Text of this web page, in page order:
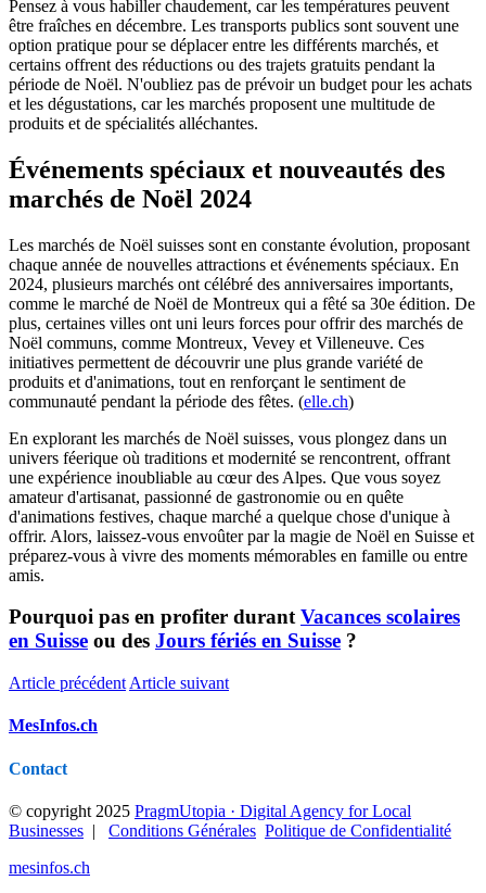
Pensez à vous habiller chaudement, car les températures peuvent
être fraîches en décembre. Les transports publics sont souvent une
option pratique pour se déplacer entre les différents marchés, et
certains offrent des réductions ou des trajets gratuits pendant la
période de Noël. N'oubliez pas de prévoir un budget pour les achats
et les dégustations, car les marchés proposent une multitude de
produits et de spécialités alléchantes.
Événements spéciaux et nouveautés des
marchés de Noël 2024
Les marchés de Noël suisses sont en constante évolution, proposant
chaque année de nouvelles attractions et événements spéciaux. En
2024, plusieurs marchés ont célébré des anniversaires importants,
comme le marché de Noël de Montreux qui a fêté sa 30e édition. De
plus, certaines villes ont uni leurs forces pour offrir des marchés de
Noël communs, comme Montreux, Vevey et Villeneuve. Ces
initiatives permettent de découvrir une plus grande variété de
produits et d'animations, tout en renforçant le sentiment de
communauté pendant la période des fêtes. (elle.ch)
En explorant les marchés de Noël suisses, vous plongez dans un
univers féerique où traditions et modernité se rencontrent, offrant
une expérience inoubliable au cœur des Alpes. Que vous soyez
amateur d'artisanat, passionné de gastronomie ou en quête
d'animations festives, chaque marché a quelque chose d'unique à
offrir. Alors, laissez-vous envoûter par la magie de Noël en Suisse et
préparez-vous à vivre des moments mémorables en famille ou entre
amis.
Pourquoi pas en profiter durantVacances scolaires
en Suisse ou des Jours fériés en Suisse ?
Article précédent Article suivant
MesInfos.ch
Contact
© copyright 2025 PragmUtopia · Digital Agency for Local
Businesses | Conditions Générales Politique de Confidentialité
mesinfos.ch